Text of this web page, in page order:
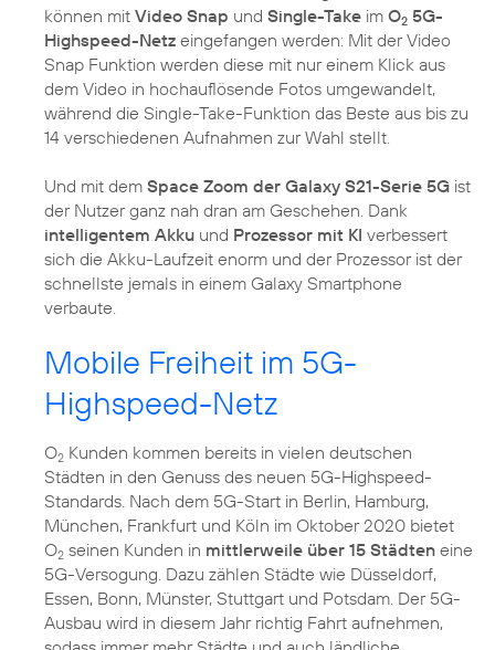
können mit Video Snap und Single-Take im O2 5G-
Highspeed-Netz eingefangen werden: Mit der Video
Snap Funktion werden diese mit nur einem Klick aus
dem Video in hochauflösende Fotos umgewandelt,
während die Single-Take-Funktion das Beste aus bis zu
14 verschiedenen Aufnahmen zur Wahl stellt.
Und mit dem Space Zoom der Galaxy S21-Serie 5G ist
der Nutzer ganz nah dran am Geschehen. Dank
intelligentem Akku und Prozessor mit KI verbessert
sich die Akku-Laufzeit enorm und der Prozessor ist der
schnellste jemals in einem Galaxy Smartphone
verbaute.
Mobile Freiheit im 5G-
Highspeed-Netz
O2 Kunden kommen bereits in vielen deutschen
Städten in den Genuss des neuen 5G-Highspeed-
Standards. Nach dem 5G-Start in Berlin, Hamburg,
München, Frankfurt und Köln im Oktober 2020 bietet
O2 seinen Kunden in mittlerweile über 15 Städten eine
5G-Versogung. Dazu zählen Städte wie Düsseldorf,
Essen, Bonn, Münster, Stuttgart und Potsdam. Der 5G-
Ausbau wird in diesem Jahr richtig Fahrt aufnehmen,